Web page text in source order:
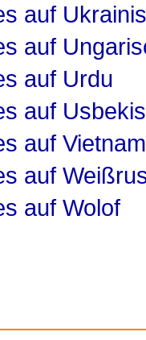
auf
auf
auf Urdu
auf
auf
auf
auf Wolof